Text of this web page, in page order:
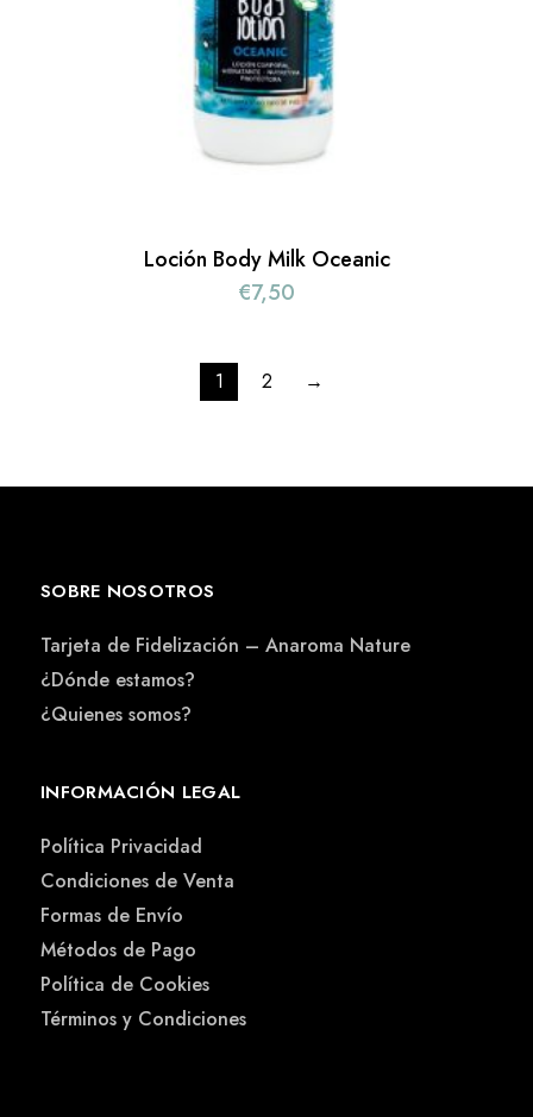
Loción Body Milk Oceanic
€7,50
1 2 →
SOBRE NOSOTROS
Tarjeta de Fidelización – Anaroma Nature
¿Dónde estamos?
¿Quienes somos?
INFORMACIÓN LEGAL
Política Privacidad
Condiciones de Venta
Formas de Envío
Métodos de Pago
Política de Cookies
Términos y Condiciones